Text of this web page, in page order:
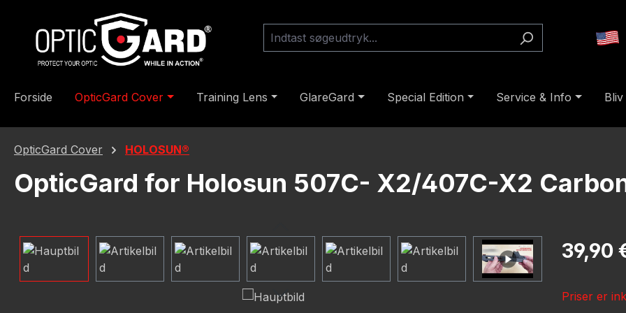
Spring til søgning
Gå til hovednavigation
Forside OpticGard Cover Training Lens GlareGard Special Edition Service & Info
OpticGard Cover HOLOSUN®
OpticGard for Holosun 507C- X2/407C-X2
Spring over billedgalleri Almindelig
39,90
Priser er